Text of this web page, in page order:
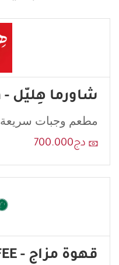
شاورما هِليّل - Hlayel shawarma
مطعم وجبات سريعة
دج700.000
قهوة مزاج - MEZAJ COFFEE